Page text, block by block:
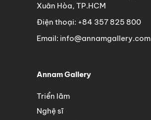
Xuân Hòa, TP.HCM
Điện thoại: +84 357 825 800
Email: info@annamgallery.com
Annam Gallery
Triển lãm
Nghệ sĩ